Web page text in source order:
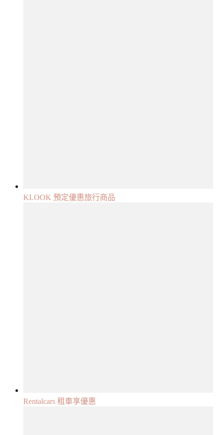
KLOOK 預定優惠旅行商品
Rentalcars 租車享優惠